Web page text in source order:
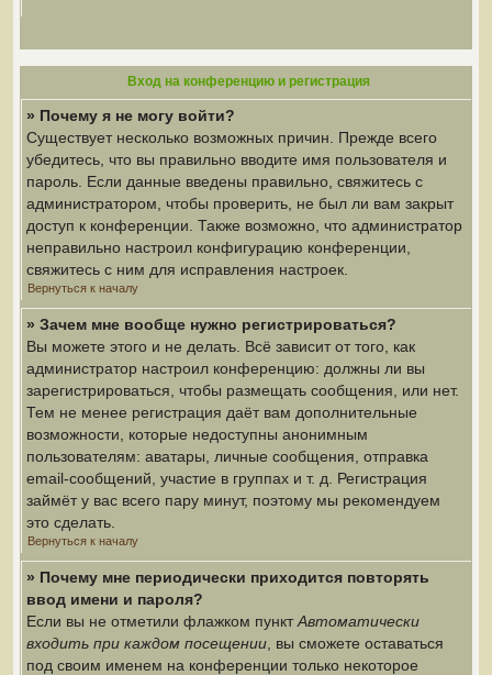
Вход на конференцию и регистрация
» Почему я не могу войти?
Существует несколько возможных причин. Прежде всего
убедитесь, что вы правильно вводите имя пользователя и
пароль. Если данные введены правильно, свяжитесь с
администратором, чтобы проверить, не был ли вам закрыт
доступ к конференции. Также возможно, что администратор
неправильно настроил конфигурацию конференции,
свяжитесь с ним для исправления настроек.
Вернуться к началу
» Зачем мне вообще нужно регистрироваться?
Вы можете этого и не делать. Всё зависит от того, как
администратор настроил конференцию: должны ли вы
зарегистрироваться, чтобы размещать сообщения, или нет.
Тем не менее регистрация даёт вам дополнительные
возможности, которые недоступны анонимным
пользователям: аватары, личные сообщения, отправка
email-сообщений, участие в группах и т. д. Регистрация
займёт у вас всего пару минут, поэтому мы рекомендуем
это сделать.
Вернуться к началу
» Почему мне периодически приходится повторять
ввод имени и пароля?
Если вы не отметили флажком пунктАвтоматически
входить при каждом посещении , вы сможете оставаться
под своим именем на конференции только некоторое